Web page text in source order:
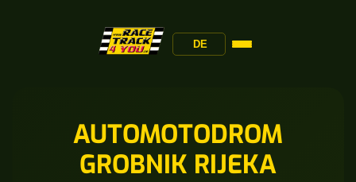
DE
AUTOMOTODROM
GROBNIK RIJEKA